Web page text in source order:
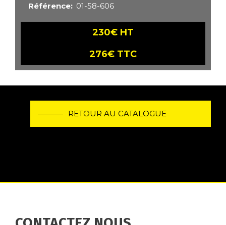
Référence
01-58-606
230€ HT
276€ TTC
RETOUR AU CATALOGUE